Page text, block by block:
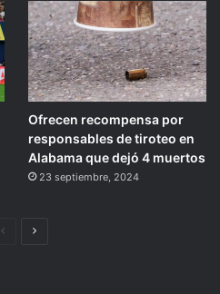
Ofrecen recompensa por
responsables de tiroteo en
Alabama que dejó 4 muertos
23 septiembre, 2024
PáginaSiguiente